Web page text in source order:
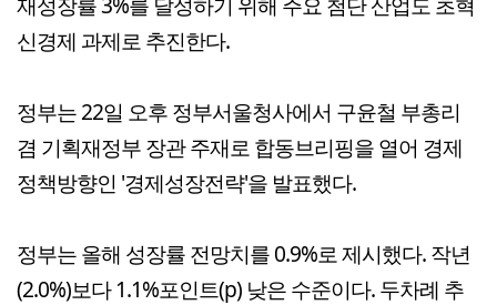
신경제 과제로 추진한다.
정부는 22일 오후 정부서울청사에서 구윤철 부총리
겸 기획재정부 장관 주재로 합동브리핑을 열어 경제
정책방향인 '경제성장전략'을 발표했다.
정부는 올해 성장률 전망치를 0.9%로 제시했다. 작년
(2.0%)보다 1.1%포인트(p) 낮은 수준이다. 두차례 추